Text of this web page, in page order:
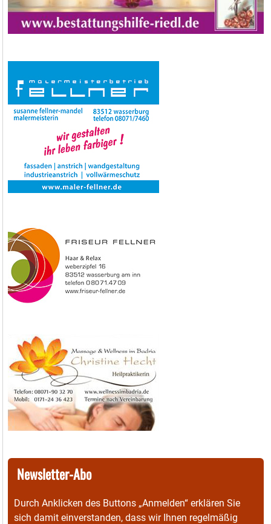
Newsletter-Abo
Durch Anklicken des Buttons „Anmelden“ erklären Sie
sich damit einverstanden, dass wir Ihnen regelmäßig